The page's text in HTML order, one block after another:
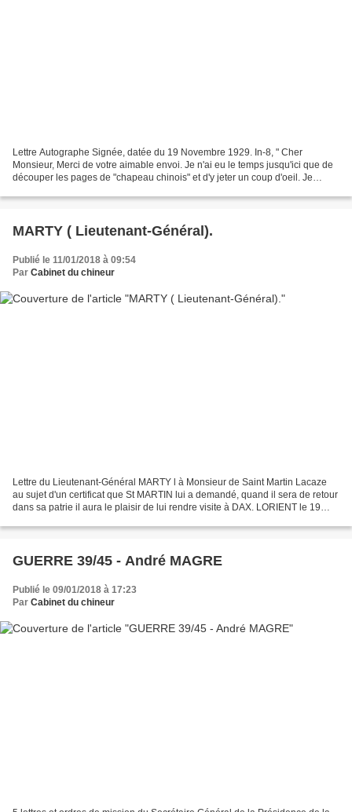
Lettre Autographe Signée, datée du 19 Novembre 1929. In-8, " Cher
Monsieur, Merci de votre aimable envoi. Je n'ai eu le temps jusqu'ici que de
découper les pages de "chapeau chinois" et d'y jeter un coup d'oeil. Je
MARTY ( Lieutenant-Général).
Publié le 11/01/2018 à 09:54
Par Cabinet du chineur
Lettre du Lieutenant-Général MARTY l à Monsieur de Saint Martin Lacaze
au sujet d'un certificat que St MARTIN lui a demandé, quand il sera de retour
dans sa patrie il aura le plaisir de lui rendre visite à DAX. LORIENT le 19
GUERRE 39/45 - André MAGRE
Publié le 09/01/2018 à 17:23
Par Cabinet du chineur